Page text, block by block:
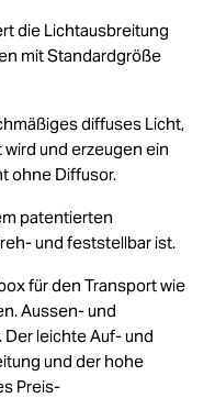
die Lichtausbreitung
mit Standardgröße
diffuses Licht,
und erzeugen ein
ohne Diffusor.
patentierten
und feststellbar ist.
für den Transport wie
Aussen- und
leichte Auf- und
und der hohe
Preis-